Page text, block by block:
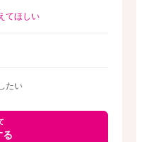
てほしい
たい